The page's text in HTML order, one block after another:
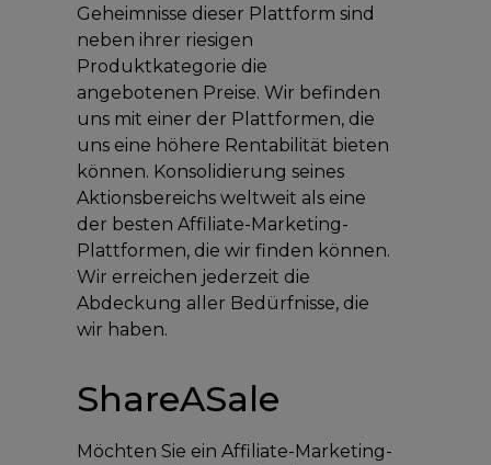
Geheimnisse dieser Plattform sind
neben ihrer riesigen
Produktkategorie die
angebotenen Preise. Wir befinden
uns mit einer der Plattformen, die
uns eine höhere Rentabilität bieten
können. Konsolidierung seines
Aktionsbereichs weltweit als eine
der besten Affiliate-Marketing-
Plattformen, die wir finden können.
Wir erreichen jederzeit die
Abdeckung aller Bedürfnisse, die
wir haben.
ShareASale
Möchten Sie ein Affiliate-Marketing-